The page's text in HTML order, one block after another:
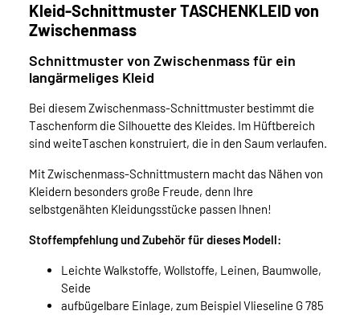
Kleid-Schnittmuster TASCHENKLEID von
Zwischenmass
Schnittmuster von Zwischenmass für ein
langärmeliges Kleid
Bei diesem Zwischenmass-Schnittmuster bestimmt die
Taschenform die Silhouette des Kleides. Im Hüftbereich
sind weiteTaschen konstruiert, die in den Saum verlaufen.
Mit Zwischenmass-Schnittmustern macht das Nähen von
Kleidern besonders große Freude, denn Ihre
selbstgenähten Kleidungsstücke passen Ihnen!
Stoffempfehlung und Zubehör für dieses Modell:
Leichte Walkstoffe, Wollstoffe, Leinen, Baumwolle,
Seide
aufbügelbare Einlage, zum Beispiel Vlieseline G 785